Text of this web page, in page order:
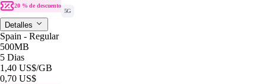
20 % de descuento
5G
Detalles
Spain - Regular
500MB
5 Dias
1,40 US$/GB
0,70 US$